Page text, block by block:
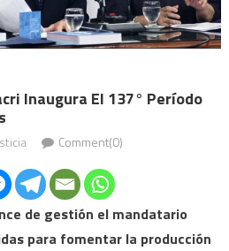
Inaugura El 137° Período
Comment(0)
de gestión el mandatario
para fomentar la producción